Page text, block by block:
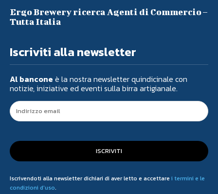
Ergo Brewery ricerca Agenti di Commercio –
Tutta Italia
Iscriviti alla newsletter
Al bancone è la nostra newsletter quindicinale con
notizie, iniziative ed eventi sulla birra artigianale.
ISCRIVITI
Iscrivendoti alla newsletter dichiari di aver letto e accettare i termini e le
condizioni d'uso.